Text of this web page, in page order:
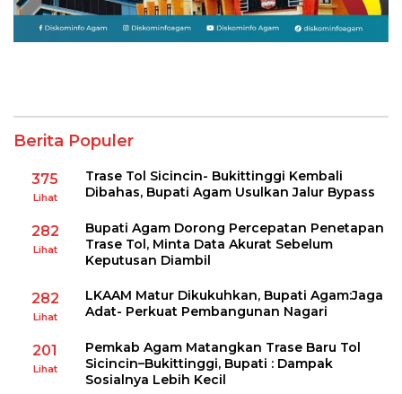
Berita Populer
375
Lihat
Trase Tol Sicincin- Bukittinggi Kembali
Dibahas, Bupati Agam Usulkan Jalur Bypass
282
Lihat
Bupati Agam Dorong Percepatan Penetapan
Trase Tol, Minta Data Akurat Sebelum
Keputusan Diambil
282
Lihat
LKAAM Matur Dikukuhkan, Bupati Agam:Jaga
Adat- Perkuat Pembangunan Nagari
201
Lihat
Pemkab Agam Matangkan Trase Baru Tol
Sicincin–Bukittinggi, Bupati : Dampak
Sosialnya Lebih Kecil